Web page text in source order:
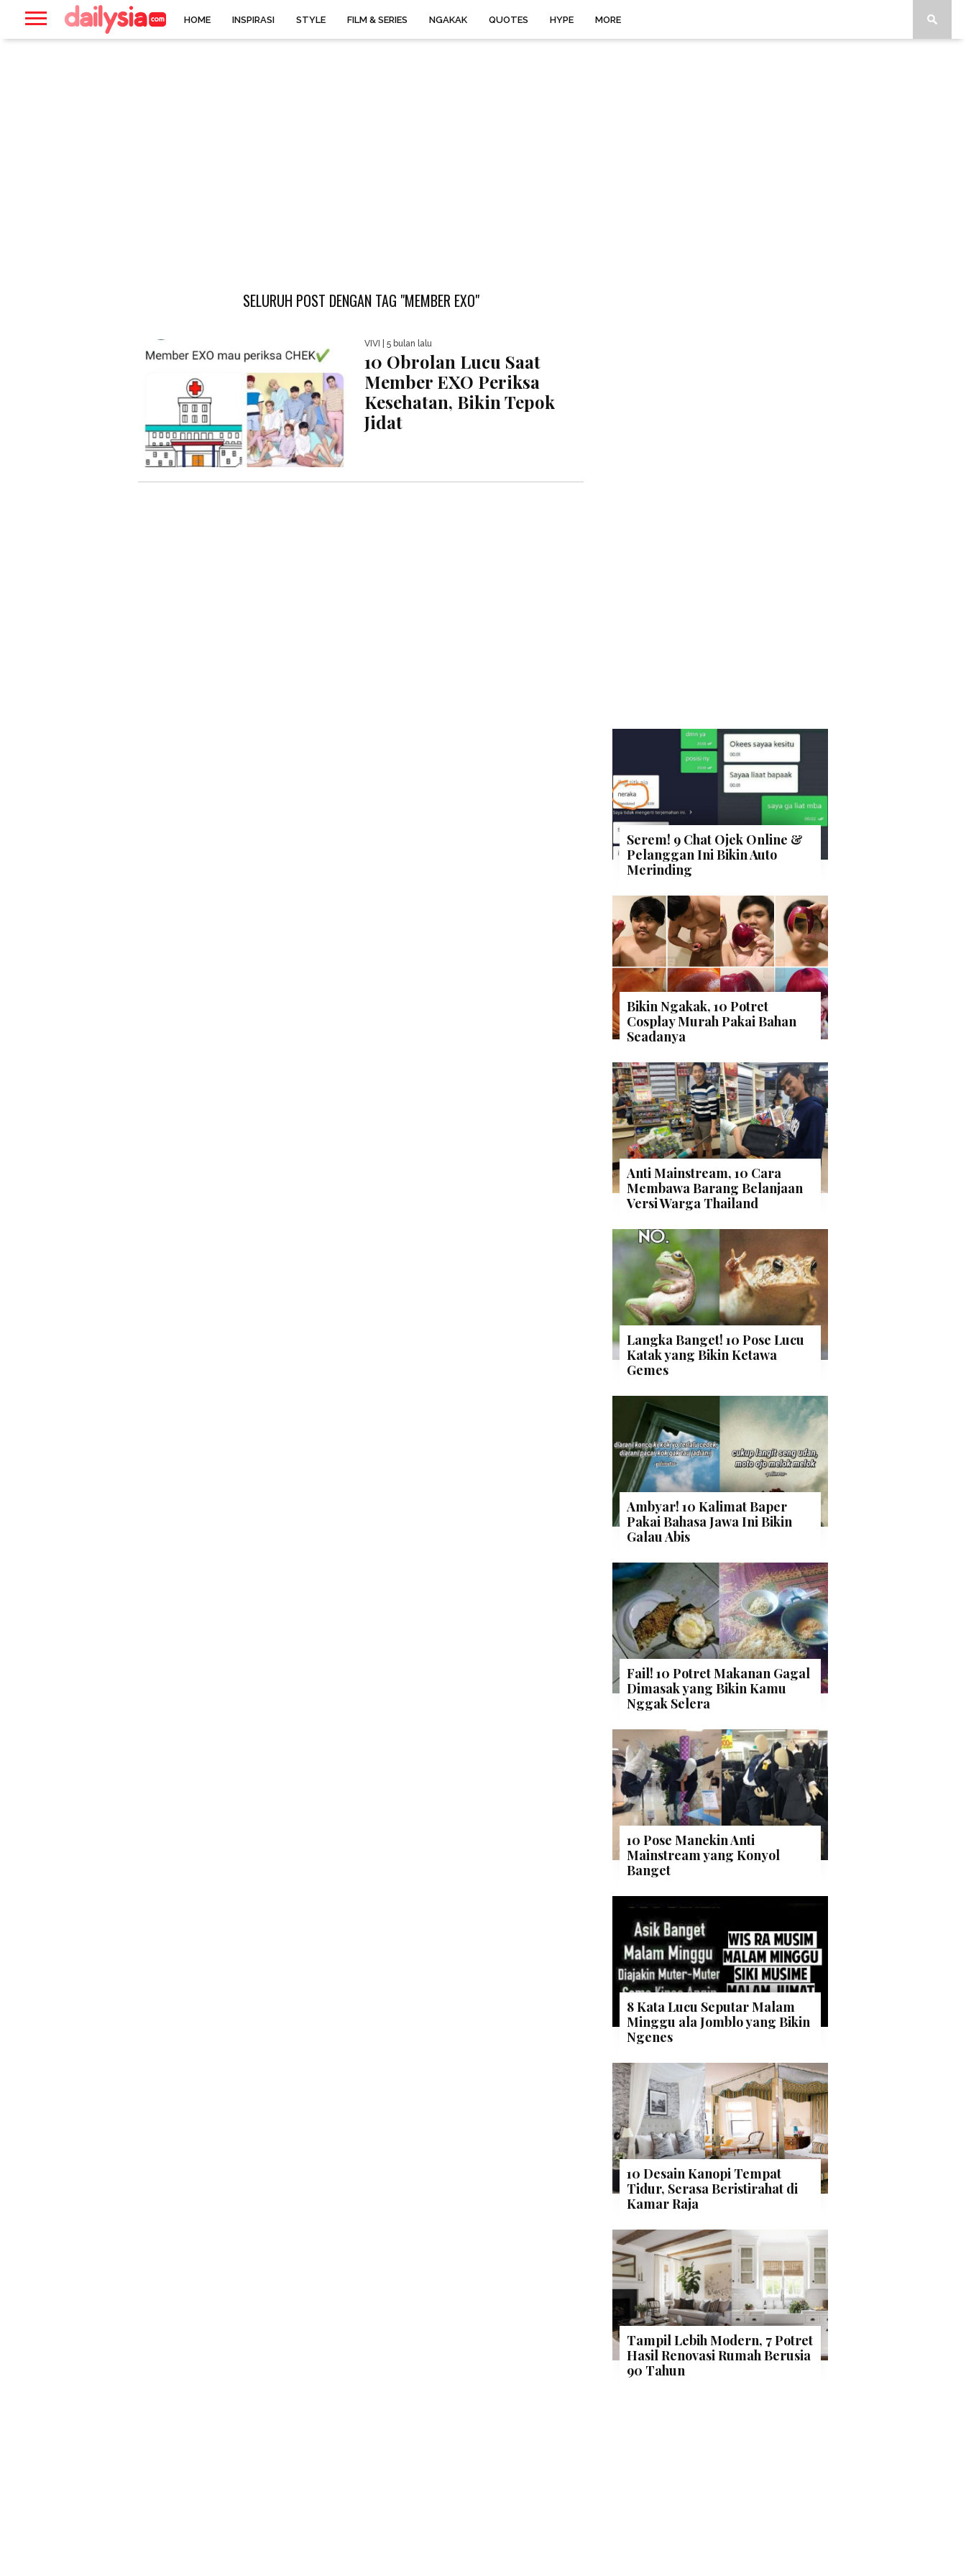
HOME INSPIRASI STYLE FILM & SERIES NGAKAK QUOTES HYPE MORE
SELURUH POST DENGAN TAG "MEMBER EXO"
VIVI | 5 bulan lalu
10 Obrolan Lucu Saat
Member EXO Periksa
Kesehatan, Bikin Tepok
Jidat
Serem! 9 Chat Ojek Online &
Pelanggan Ini Bikin Auto
Merinding
Bikin Ngakak, 10 Potret
Cosplay Murah Pakai Bahan
Seadanya
Anti Mainstream, 10 Cara
Membawa Barang Belanjaan
Versi Warga Thailand
Langka Banget! 10 Pose Lucu
Katak yang Bikin Ketawa
Gemes
Ambyar! 10 Kalimat Baper
Pakai Bahasa Jawa Ini Bikin
Galau Abis
Fail! 10 Potret Makanan Gagal
Dimasak yang Bikin Kamu
Nggak Selera
10 Pose Manekin Anti
Mainstream yang Konyol
Banget
8 Kata Lucu Seputar Malam
Minggu ala Jomblo yang Bikin
Ngenes
10 Desain Kanopi Tempat
Tidur, Serasa Beristirahat di
Kamar Raja
Tampil Lebih Modern, 7 Potret
Hasil Renovasi Rumah Berusia
90 Tahun